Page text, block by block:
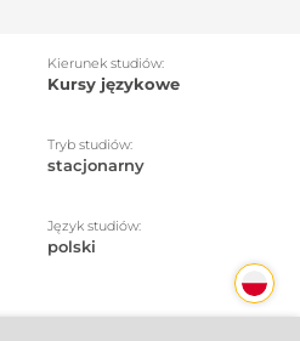
Kierunek studiów:
Kursy językowe
Tryb studiów:
stacjonarny
Język studiów:
polski